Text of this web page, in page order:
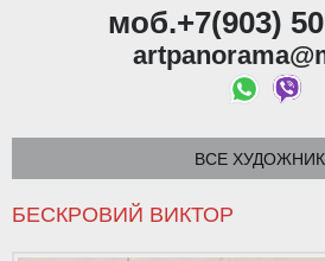
моб.+7(903)
ВСЕ
БЕСКРОВИЙ ВИКТОР